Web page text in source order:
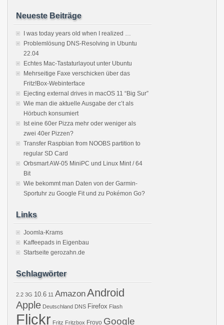
Neueste Beiträge
I was today years old when I realized …
Problemlösung DNS-Resolving in Ubuntu
22.04
Echtes Mac-Tastaturlayout unter Ubuntu
Mehrseitige Faxe verschicken über das
Fritz!Box-Webinterface
Ejecting external drives in macOS 11 “Big Sur”
Wie man die aktuelle Ausgabe der c’t als
Hörbuch konsumiert
Ist eine 60er Pizza mehr oder weniger als
zwei 40er Pizzen?
Transfer Raspbian from NOOBS partition to
regular SD Card
Orbsmart AW-05 MiniPC und Linux Mint / 64
Bit
Wie bekommt man Daten von der Garmin-
Sportuhr zu Google Fit und zu Pokémon Go?
Links
Joomla-Krams
Kaffeepads in Eigenbau
Startseite gerozahn.de
Schlagwörter
2.2 3G 10.6 11 AmazonAndroid
Apple Deutschland DNS Firefox Flash
Flickr Fritz Fritzbox Froyo Google